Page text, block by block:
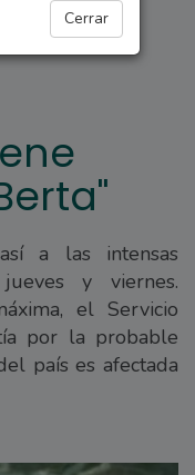
Cerrar
a las intensas
y viernes.
el Servicio
por la probable
país es afectada